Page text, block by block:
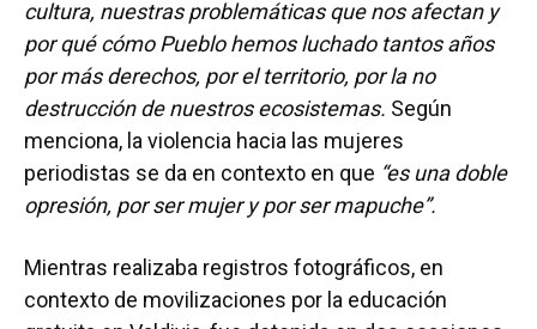
cultura, nuestras problemáticas que nos afectan y
por qué cómo Pueblo hemos luchado tantos años
por más derechos, por el territorio, por la no
destrucción de nuestros ecosistemas. Según
menciona, la violencia hacia las mujeres
periodistas se da en contexto en que “es una doble
opresión, por ser mujer y por ser mapuche”.
Mientras realizaba registros fotográficos, en
contexto de movilizaciones por la educación